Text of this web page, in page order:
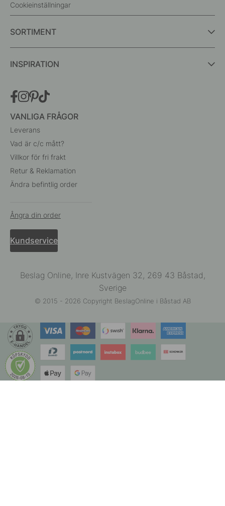
Cookieinställningar
SORTIMENT
INSPIRATION
VANLIGA FRÅGOR
Leverans
Vad är c/c mått?
Villkor för fri frakt
Retur & Reklamation
Ändra befintlig order
Ångra din order
Kundservice
Beslag Online, Inre Kustvägen 32, 269 43 Båstad,
Sverige
© 2015 - 2026 Copyright BeslagOnline i Båstad AB